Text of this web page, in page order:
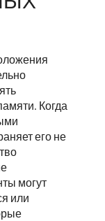
Когда
его не
могут
или